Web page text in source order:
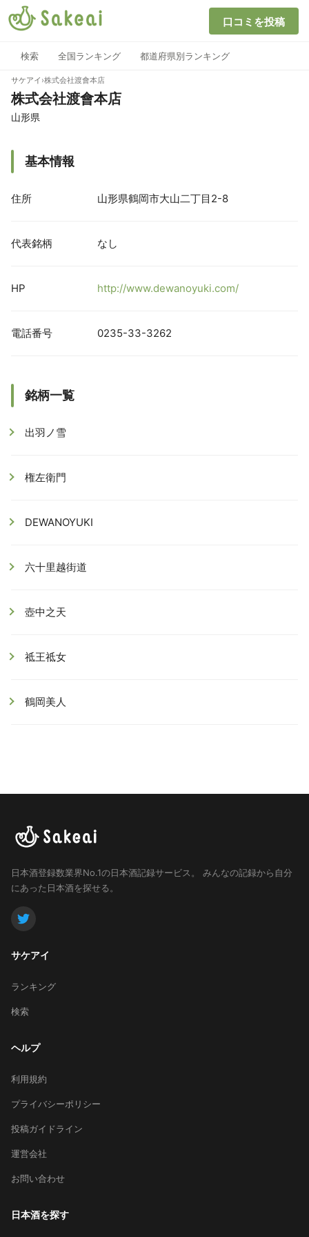
口コミを投稿
検索 全国ランキング 都道府県別ランキング
サケアイ ›株式会社渡會本店
株式会社渡會本店
山形県
基本情報
住所 山形県鶴岡市大山二丁目2-8
代表銘柄 なし
HP http://www.dewanoyuki.com/
電話番号 0235-33-3262
銘柄一覧
出羽ノ雪
権左衛門
DEWANOYUKI
六十里越街道
壺中之天
祗王祗女
鶴岡美人
日本酒登録数業界No.1の日本酒記録サービス。
みんなの記録から自分
にあった日本酒を探せる。
サケアイ
ランキング
検索
ヘルプ
利用規約
プライバシーポリシー
投稿ガイドライン
運営会社
お問い合わせ
日本酒を探す